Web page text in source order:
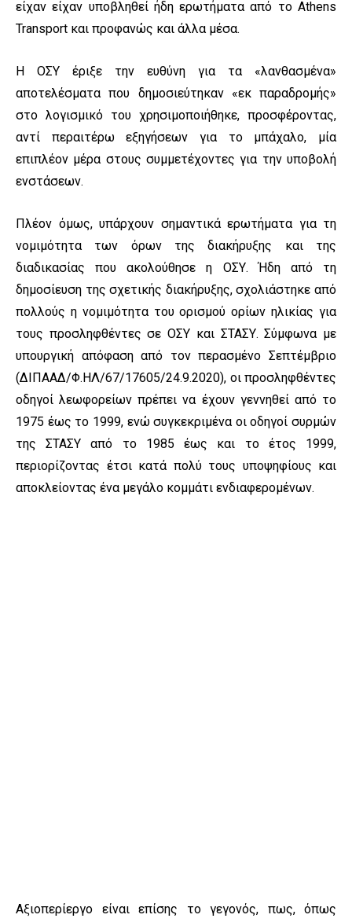
είχαν είχαν υποβληθεί ήδη ερωτήματα από το Athens
Transport και προφανώς και άλλα μέσα.
Η ΟΣΥ έριξε την ευθύνη για τα «λανθασμένα»
αποτελέσματα που δημοσιεύτηκαν «εκ παραδρομής»
στο λογισμικό του χρησιμοποιήθηκε, προσφέροντας,
αντί περαιτέρω εξηγήσεων για το μπάχαλο, μία
επιπλέον μέρα στους συμμετέχοντες για την υποβολή
ενστάσεων.
Πλέον όμως, υπάρχουν σημαντικά ερωτήματα για τη
νομιμότητα των όρων της διακήρυξης και της
διαδικασίας που ακολούθησε η ΟΣΥ. Ήδη από τη
δημοσίευση της σχετικής διακήρυξης, σχολιάστηκε από
πολλούς η νομιμότητα του ορισμού ορίων ηλικίας για
τους προσληφθέντες σε ΟΣΥ και ΣΤΑΣΥ. Σύμφωνα με
υπουργική απόφαση από τον περασμένο Σεπτέμβριο
(ΔΙΠΑΑΔ/Φ.ΗΛ/67/17605/24.9.2020), οι προσληφθέντες
οδηγοί λεωφορείων πρέπει να έχουν γεννηθεί από το
1975 έως το 1999, ενώ συγκεκριμένα οι οδηγοί συρμών
της ΣΤΑΣΥ από το 1985 έως και το έτος 1999,
περιορίζοντας έτσι κατά πολύ τους υποψηφίους και
αποκλείοντας ένα μεγάλο κομμάτι ενδιαφερομένων.
Αξιοπερίεργο είναι επίσης το γεγονός, πως, όπως